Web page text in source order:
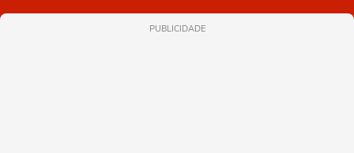
PUBLICIDADE